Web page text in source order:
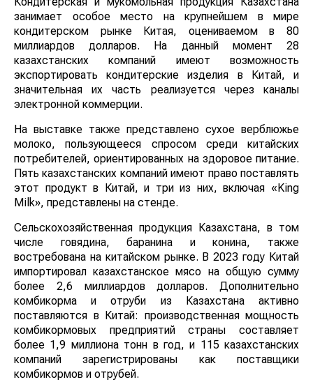
занимает особое место на крупнейшем в мире
кондитерском рынке Китая, оцениваемом в 80
миллиардов долларов. На данный момент 28
казахстанских компаний имеют возможность
экспортировать кондитерские изделия в Китай, и
значительная их часть реализуется через каналы
электронной коммерции.
На выставке также представлено сухое верблюжье
молоко, пользующееся спросом среди китайских
потребителей, ориентированных на здоровое питание.
Пять казахстанских компаний имеют право поставлять
этот продукт в Китай, и три из них, включая «King
Milk», представлены на стенде.
Сельскохозяйственная продукция Казахстана, в том
числе говядина, баранина и конина, также
востребована на китайском рынке. В 2023 году Китай
импортировал казахстанское мясо на общую сумму
более 2,6 миллиардов долларов. Дополнительно
комбикорма и отруби из Казахстана активно
поставляются в Китай: производственная мощность
комбикормовых предприятий страны составляет
более 1,9 миллиона тонн в год, и 115 казахстанских
компаний зарегистрированы как поставщики
комбикормов и отрубей.